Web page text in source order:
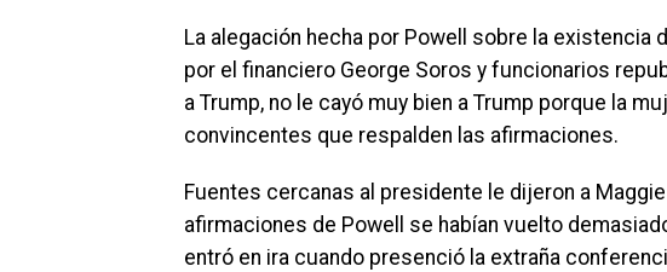
La alegación hecha por Powell sobre la
por el financiero George Soros y funcionarios
a Trump, no le cayó muy bien a Trump porque la
convincentes que respalden las afirmaciones.
Fuentes cercanas al presidente le dijeron a
afirmaciones de Powell se habían vuelto
entró en ira cuando presenció la extraña